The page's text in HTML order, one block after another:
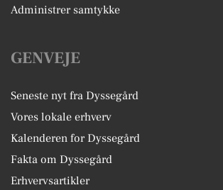
Administrer samtykke
GENVEJE
Seneste nyt fra Dyssegård
Vores lokale erhverv
Kalenderen for Dyssegård
Fakta om Dyssegård
Erhvervsartikler